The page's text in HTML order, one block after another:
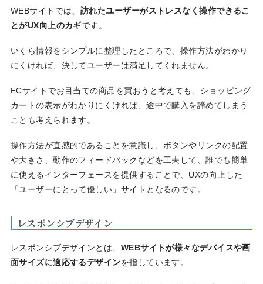
WEBサイトでは、 訪れたユーザーがストレスなく操作できるこ
とがUX向上のカギです。
いくら情報をシンプルに整理したところで、操作方法がわかり
にくければ、決してユーザーは満足してくれません。
ECサイトでお目当ての商品を買おうと考えても、ショッピング
カートの表示がわかりにくければ、途中で購入を諦めてしまう
ことも考えられます。
操作方法が直感的であることを意識し、ボタンやリンクの配置
や大きさ、動作のフィードバックなどを工夫して、誰でも簡単
に使えるインターフェースを提供することで、UXの向上した
「ユーザーにとって優しい」サイトとなるのです。
レスポンシブデザイン
レスポンシブデザインとは、 WEBサイトが様々なデバイスや画
面サイズに適応するデザインを指しています。